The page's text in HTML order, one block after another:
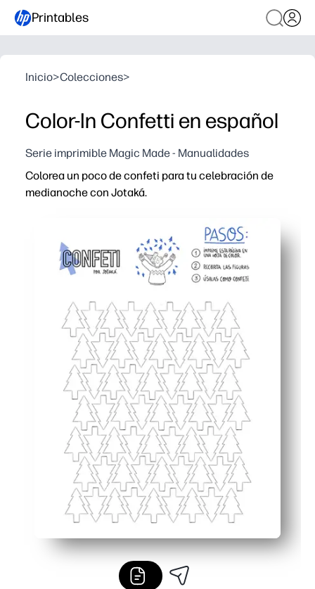
Printables
Inicio>Colecciones>
Color-In Confetti en español
Serie imprimible Magic Made - Manualidades
Colorea un poco de confeti para tu celebración de
medianoche con Jotaká.
Sin preparación: simplemente imprima y coja
Mantiene a los niños concentrados durante la cuenta
También sirve como decoración: colorea, corta y
Desarrolla la creatividad y la motricidad fina en una